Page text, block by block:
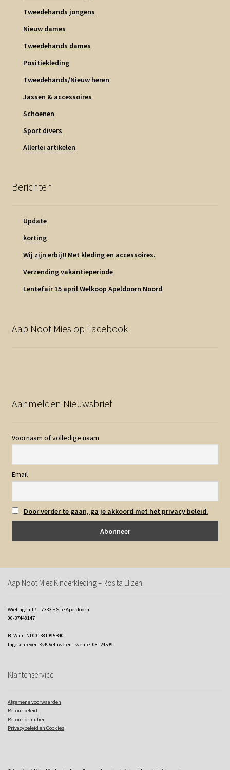
Tweedehands jongens
Nieuw dames
Tweedehands dames
Positiekleding
Tweedehands/Nieuw heren
Jassen & accessoires
Schoenen
Sport divers
Allerlei artikelen
Berichten
Update
korting
Wij zijn erbij!! Met kleding en accessoires.
Verzending vakantieperiode
Lentefair 15 april Welkoop Apeldoorn Noord
Aap Noot Mies op Facebook
Aanmelden Nieuwsbrief
Voornaam of volledige naam
Email
Door verder te gaan, ga je akkoord met het privacy beleid.
Aap Noot Mies Kinderkleding – Rosita Elizen
Wielingen 17 – 7333 HS te Apeldoorn
06-37448147
BTW nr: NL001381995B40
Ingeschreven KvK Veluwe en Twente: 08124599
Klantenservice
Algemene voorwaarden
Retourbeleid
Retourformulier
Privacybeleid en Cookies